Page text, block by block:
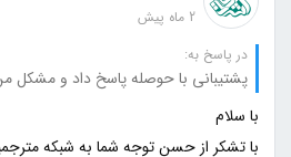
2 ماه پیش
در پاسخ به: